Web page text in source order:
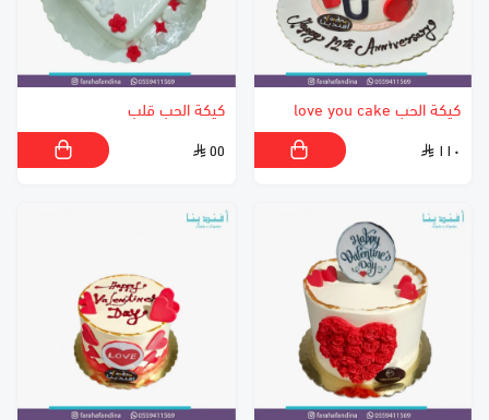
كيكة الحب love you cake
١١٠
كيكة الحب قلب
٥٥